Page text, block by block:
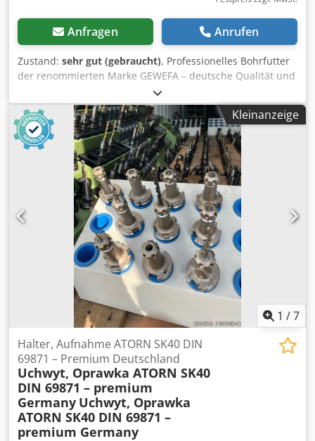
Anfragen Anrufen
Zustand: sehr gut (gebraucht), Professionelles Bohrfutter
der renommierten Marke GEWEFA – deutsche Qualität und
Präzision in der Ausführung. Geeignet zur Aufnahme von
Bohrern und Bearbeitungswerkzeugen in CNC-
Fräsmaschinen, Bearbeitungszentren sowie klassischen
Maschinen mit SK40 DIN 69871 Aufnahme. 📌 Technische
Spezifikation: . Hersteller: GEWEFA – Made in Germany .
Typ: SK40 × Ø1–16 mm . Katalognummer: 28.05.046.001 /
28.05.046.002 . Kegel: SK40 DIN 69871 AD/B .
Spannbereich: Ø1 – 13 mm . Baujahr: 2007 . Zustand:
gebraucht, sehr gut – technisch einwandfrei ✅ Vorteile: .
Präzise Ausführung – hohe Rundlaufgenauigkeit und
Werkzeugstabilität . Originalprodukt aus Deutschland –
keine China-Kopie Chsdpfxoxizbfs Acioa . Ideal für die
Serienproduktion und präzise Bearbeitung . Sofort
einsatzbereit. Preis gilt pro Stück.
Kleinanzeige
1 /7
Halter, Aufnahme ATORN SK40 DIN
69871 – Premium Deutschland
Uchwyt, Oprawka ATORN SK40
DIN 69871 – premium
Germany Uchwyt, Oprawka
ATORN SK40 DIN 69871 –
premium Germany